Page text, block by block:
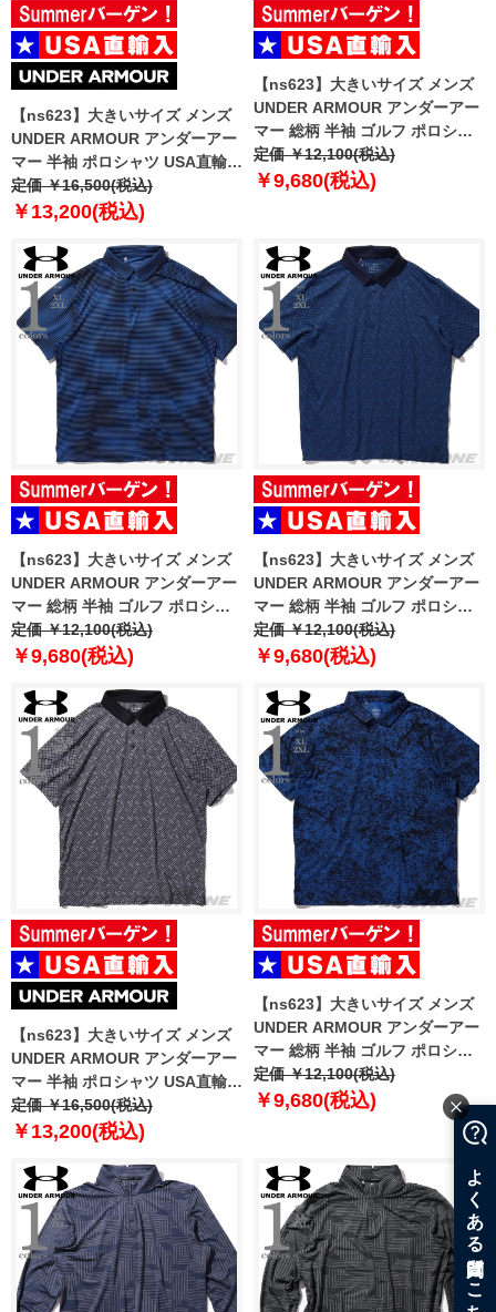
【ns623】大きいサイズ メンズ
UNDER ARMOUR アンダーアー
マー 半袖 ポロシャツ USA直輸入
um0976
定価 ￥16,500(税込)
￥13,200(税込)
【ns623】大きいサイズ メンズ
UNDER ARMOUR アンダーアー
マー 総柄 半袖 ゴルフ ポロシャ
ツ USA直輸入 um0988-190
定価 ￥12,100(税込)
￥9,680(税込)
【ns623】大きいサイズ メンズ
UNDER ARMOUR アンダーアー
マー 総柄 半袖 ゴルフ ポロシャ
ツ USA直輸入 um0993-1139
定価 ￥12,100(税込)
￥9,680(税込)
【ns623】大きいサイズ メンズ
UNDER ARMOUR アンダーアー
マー 総柄 半袖 ゴルフ ポロシャ
ツ USA直輸入 um0994-190
定価 ￥12,100(税込)
￥9,680(税込)
【ns623】大きいサイズ メンズ
UNDER ARMOUR アンダーアー
マー 半袖 ポロシャツ USA直輸入
um0994
定価 ￥16,500(税込)
￥13,200(税込)
【ns623】大きいサイズ メンズ
UNDER ARMOUR アンダーアー
マー 総柄 半袖 ゴルフ ポロシャ
ツ USA直輸入 um0997-1139
定価 ￥12,100(税込)
￥9,680(税込)